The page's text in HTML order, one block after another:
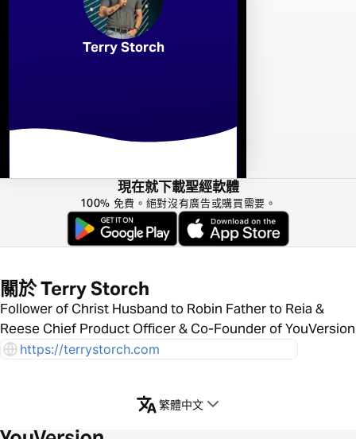
Terry Storch
現在就下載聖經軟體
100% 免費。絕對沒有廣告或購買需要。
關於 Terry Storch
Follower of Christ Husband to Robin Father to Reia &
Reese Chief Product Officer & Co-Founder of YouVersion
https://terrystorch.com
繁體中文